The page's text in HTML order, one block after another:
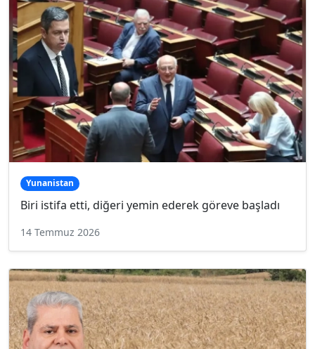
Yunanistan
Biri istifa etti, diğeri yemin ederek göreve başladı
14 Temmuz 2026